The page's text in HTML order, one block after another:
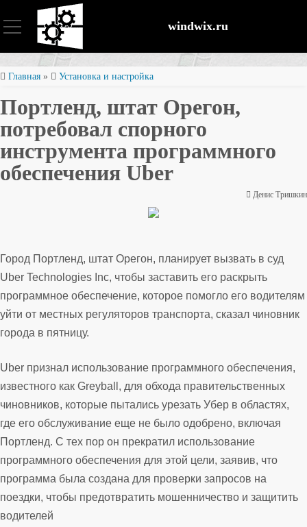
windwix.ru
Установка и настройка
Оптимизация ОС
Восстановление файлов
Главная » Установка и настройка
Портленд, штат Орегон,
потребовал спорного
инструмента программного
обеспечения Uber
Денис Тришкин
Город Портленд, штат Орегон, планирует вызвать в суд
Uber Technologies Inc, чтобы заставить его раскрыть
программное обеспечение, которое помогло его водителям
уйти от местных регуляторов транспорта, сказал чиновник
города в пятницу.
Uber признал использование программного обеспечения,
известного как Greyball, для обхода правительственных
чиновников, которые пытались урезать Убер в областях,
где его обслуживание еще не было одобрено, включая
Портленд. С тех пор он прекратил использование
программного обеспечения для этой цели, заявив, что
программа была создана для проверки запросов на
поездки, чтобы предотвратить мошенничество и защитить
водителей